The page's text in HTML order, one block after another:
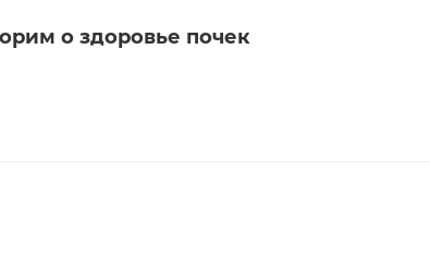
о здоровье почек